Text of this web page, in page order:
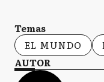
Temas
EL MUNDO
AUTOR